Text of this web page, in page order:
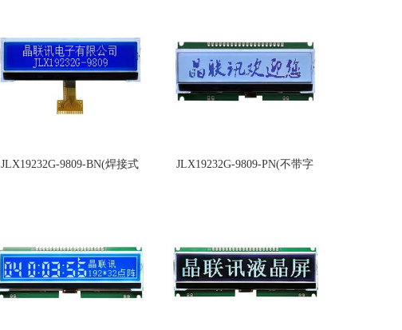
JLX19232G-9809-BN(焊接式 JLX19232G-9809-PN(不带字